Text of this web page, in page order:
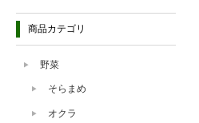
商品カテゴリ
野菜
そらまめ
オクラ